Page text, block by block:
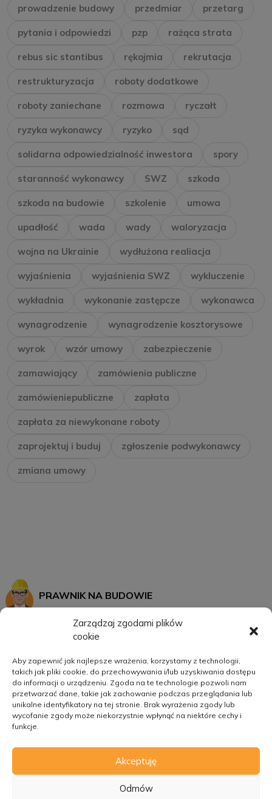
Zarządzaj zgodami plików
cookie
Aby zapewnić jak najlepsze wrażenia, korzystamy z technologii,
takich jak pliki cookie, do przechowywania i/lub uzyskiwania dostępu
do informacji o urządzeniu. Zgoda na te technologie pozwoli nam
przetwarzać dane, takie jak zachowanie podczas przeglądania lub
unikalne identyfikatory na tej stronie. Brak wyrażenia zgody lub
wycofanie zgody może niekorzystnie wpłynąć na niektóre cechy i
funkcje.
Akceptuję
Odmów
prowadzenie budowy przedmiar przetarg
pytania i odpowiedzi pzp rażąca strata
rebus sic stantibus rękojmia rekrutacja
restrukturyzacja roboty dodatkowe
roboty zaniechane rozmowa ryczałt
ryzyka wykonawcy ryzyko sąd
solidarna odpowiedzialność inwestora spory
staranność wykonawcy SWZ szkoda
szkoda na budowie szkolenie umowa
upadłość wada wady waloryzacja
wojna na Ukrainie wydłużona realiacja
wyjaśnienia wyjaśnienia SWZ wykluczenie
wykładnia wykonanie zastępcze wykonawca
wynagrodzenie wynagrodzenie kosztorysowe
wyrok wzór umowy zabezpieczenie
zamawiający zamówienia publiczne
zamówieniepubliczne zapłata
zapłata za niewykonane roboty
zaprojektuj i buduj zgłoszenie podwykonawcy
zmiana umowy
PRAWNIK NA BUDOWIE
SZKOLENIA
O MNIE
KATEGORIE
KONTAKT
REGULAMIN
POLITYKA PRYWATNOŚCI
Prawnik na budowie